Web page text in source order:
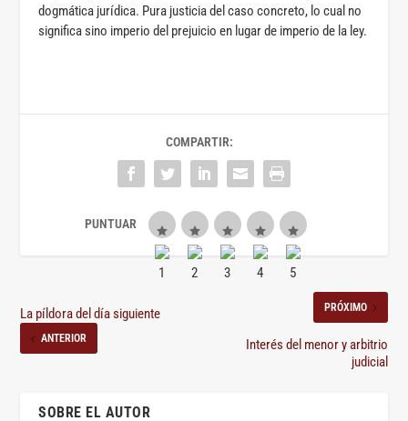
dogmática jurídica. Pura justicia del caso concreto, lo cual no
significa sino imperio del prejuicio en lugar de imperio de la ley.
COMPARTIR:
La píldora del día siguiente
ANTERIOR
PRÓXIMO
Interés del menor y arbitrio
judicial
SOBRE EL AUTOR